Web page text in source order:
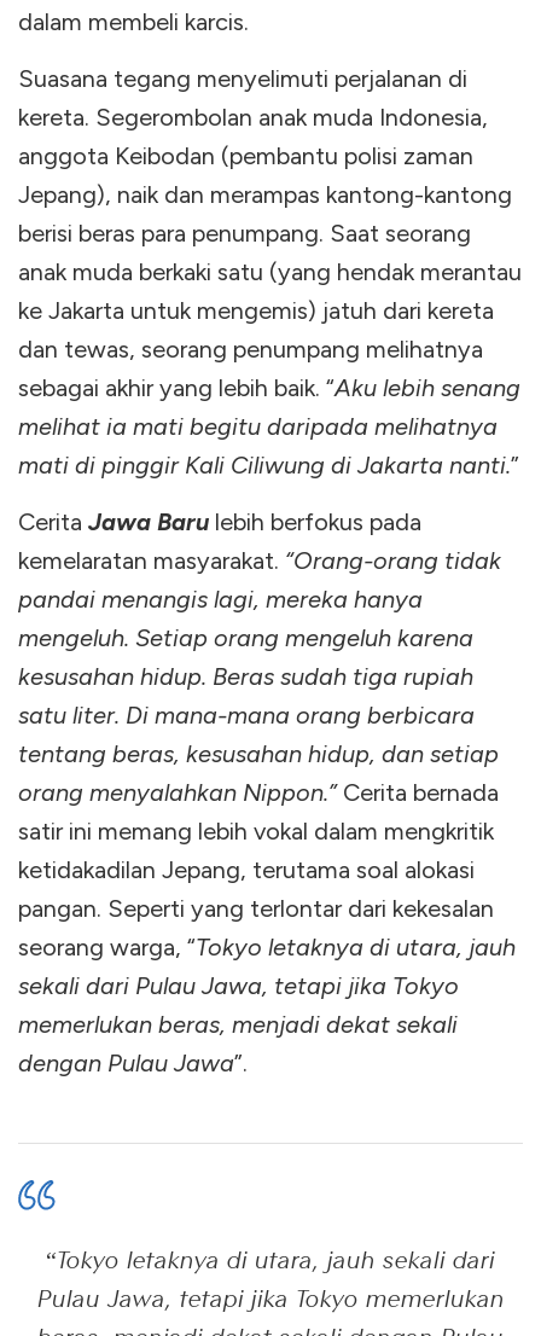
dalam membeli karcis.
Suasana tegang menyelimuti perjalanan di
kereta. Segerombolan anak muda Indonesia,
anggota Keibodan (pembantu polisi zaman
Jepang), naik dan merampas kantong-kantong
berisi beras para penumpang. Saat seorang
anak muda berkaki satu (yang hendak merantau
ke Jakarta untuk mengemis) jatuh dari kereta
dan tewas, seorang penumpang melihatnya
sebagai akhir yang lebih baik. “Aku lebih senang
melihat ia mati begitu daripada melihatnya
mati di pinggir Kali Ciliwung di Jakarta nanti.”
Cerita Jawa Baru lebih berfokus pada
kemelaratan masyarakat. “Orang-orang tidak
pandai menangis lagi, mereka hanya
mengeluh. Setiap orang mengeluh karena
kesusahan hidup. Beras sudah tiga rupiah
satu liter. Di mana-mana orang berbicara
tentang beras, kesusahan hidup, dan setiap
orang menyalahkan Nippon.”Cerita bernada
satir ini memang lebih vokal dalam mengkritik
ketidakadilan Jepang, terutama soal alokasi
pangan. Seperti yang terlontar dari kekesalan
seorang warga, “Tokyo letaknya di utara, jauh
sekali dari Pulau Jawa, tetapi jika Tokyo
memerlukan beras, menjadi dekat sekali
dengan Pulau Jawa”.
“Tokyo letaknya di utara, jauh sekali dari
Pulau Jawa, tetapi jika Tokyo memerlukan